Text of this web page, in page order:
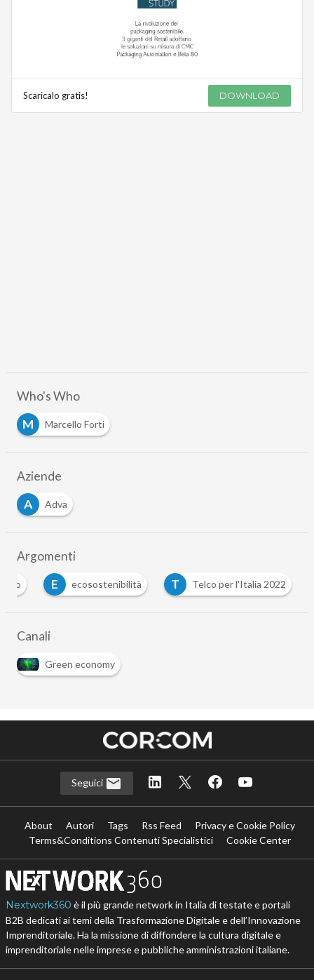
Scaricalo gratis! DOWNLOAD
Who's Who
M
Marcello Forti
Aziende
A
Adva
Argomenti
E ecosostenibilità T Telco per l'Italia 2022
Canali
Green economy
Seguici
About Autori Tags Rss Feed
Privacy e Cookie Policy
Terms&Conditions Contenuti Specialistici
Cookie Center
Nextwork360 è il più grande network in Italia di testate e portali
B2B dedicati ai temi della Trasformazione Digitale e dell’Innovazione
Imprenditoriale. Ha la missione di diffondere la cultura digitale e
imprenditoriale nelle imprese e pubbliche amministrazioni italiane.